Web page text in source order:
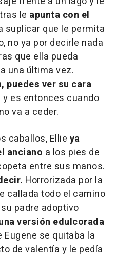
le apunta con el
suplicar que le permita
no ya por decirle nada
que ella pueda
una última vez.
puedes ver su cara
es entonces cuando
va a ceder.
caballos, Ellie ya
anciano a los pies de
entre sus manos.
Horrorizada por la
callada todo el camino
padre adoptivo
versión edulcorada
Eugene se quitaba la
de valentía y le pedía